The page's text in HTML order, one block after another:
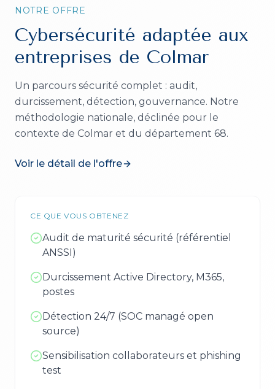
NOTRE OFFRE
Cybersécurité adaptée aux
entreprises de Colmar
Un parcours sécurité complet : audit,
durcissement, détection, gouvernance. Notre
méthodologie nationale, déclinée pour le
contexte de Colmar et du département 68.
Voir le détail de l'offre
CE QUE VOUS OBTENEZ
Audit de maturité sécurité (référentiel
ANSSI)
Durcissement Active Directory, M365,
postes
Détection 24/7 (SOC managé open
source)
Sensibilisation collaborateurs et phishing
test